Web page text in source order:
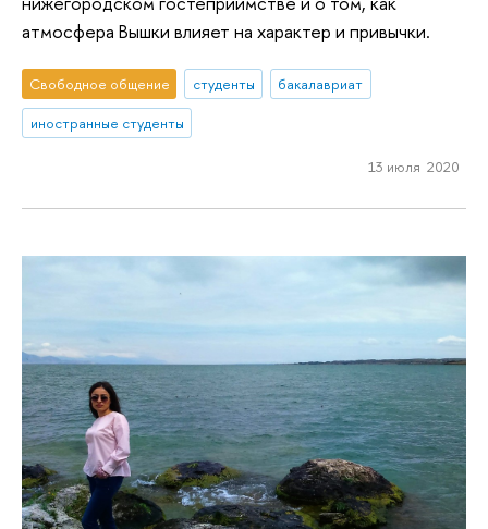
атмосфера Вышки влияет на характер и привычки.
Свободное общение студенты
бакалавриат
иностранные студенты
13 июля 2020